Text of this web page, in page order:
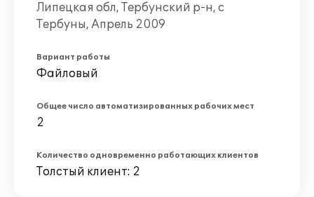
Липецкая обл, Тербунский р-н, с
Тербуны, Апрель 2009
Вариант работы
Файловый
Общее число автоматизированных рабочих мест
2
Количество одновременно работающих клиентов
Толстый клиент: 2